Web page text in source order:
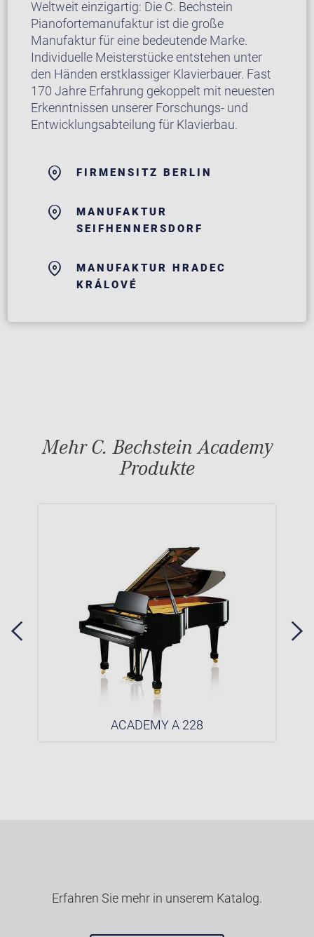
Weltweit einzigartig: Die C. Bechstein
Pianofortemanufaktur ist die große
Manufaktur für eine bedeutende Marke.
Individuelle Meisterstücke entstehen unter
den Händen erstklassiger Klavierbauer. Fast
170 Jahre Erfahrung gekoppelt mit neuesten
Erkenntnissen unserer Forschungs- und
Entwicklungsabteilung für Klavierbau.
FIRMENSITZ BERLIN
MANUFAKTUR
SEIFHENNERSDORF
MANUFAKTUR HRADEC
KRÁLOVÉ
Mehr C. Bechstein Academy
Produkte
ACADEMY A 228
Erfahren Sie mehr in unserem Katalog.